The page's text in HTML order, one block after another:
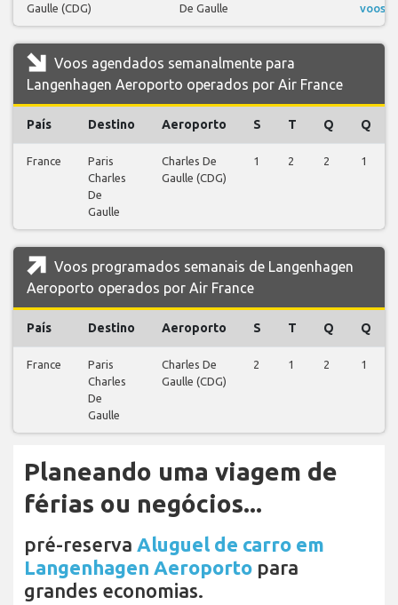
Gaulle (CDG)
De Gaulle
voos
Voos agendados semanalmente para
Langenhagen Aeroporto operados por Air France
País Destino Aeroporto S T Q Q
France
Paris
Charles
De
Gaulle
Charles De
Gaulle (CDG)
1 2 2 1
Voos programados semanais de Langenhagen
Aeroporto operados por Air France
País Destino Aeroporto S T Q Q
France
Paris
Charles
De
Gaulle
Charles De
Gaulle (CDG)
2 1 2 1
Planeando uma viagem de
férias ou negócios...
pré-reserva Aluguel de carro em
Langenhagen Aeroporto para
grandes economias.